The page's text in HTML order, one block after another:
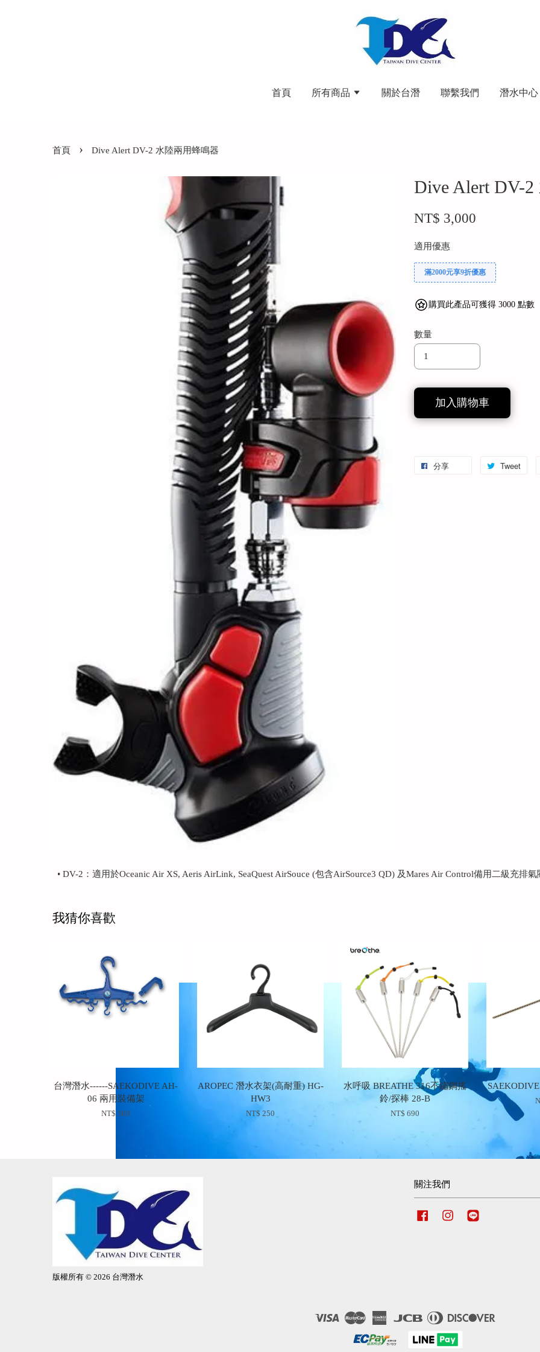
首頁 所有商品 關於台潛 聯繫我們 潛水中心
首頁 › Dive Alert DV-2 水陸兩用蜂鳴器
Dive Alert DV-
NT$ 3,000
適用優惠
滿2000元享9折優惠
購買此產品可獲得 3000 點數
數量
加入購物車
分享 Tweet
• DV-2：適用於Oceanic Air XS, Aeris AirLink, SeaQuest AirSouce (包含AirSource3 QD) 及Mares Air Control備用二級充排氣
我猜你喜歡
台灣潛水------SAEKODIVE AH-
06 兩用裝備架
NT$ 300
AROPEC 潛水衣架(高耐重) HG-
HW3
NT$ 250
水呼吸 BREATHE 316不鏽鋼搖
鈴/探棒 28-B
NT$ 690
版權所有 © 2026 台灣潛水
關注我們
Facebook Instagram
Visa Master
American
JCB
Diners